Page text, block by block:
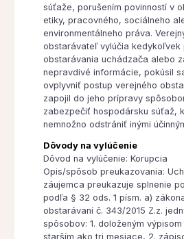
súťaže, porušením povinností v
etiky, pracovného, sociálneho
environmentálneho práva.
obstarávateľ vylúčia kedykoľvek
obstarávania uchádzača alebo
nepravdivé informácie, pokúsil
ovplyvniť postup verejného
zapojil do jeho prípravy
zabezpečiť hospodársku súťaž,
nemnožno odstrániť inými
Dôvody na vylúčenie
Dôvod na vylúčenie: Korupcia
Opis/spôsob preukazovania:
záujemca preukazuje splnenie
podľa § 32 ods. 1 písm. a)
obstarávaní č. 343/2015 Z.z.
spôsobov: 1. doloženým
starším ako tri mesiace, 2.